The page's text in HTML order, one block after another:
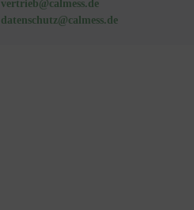
vertrieb@calmess.de
datenschutz@calmess.de